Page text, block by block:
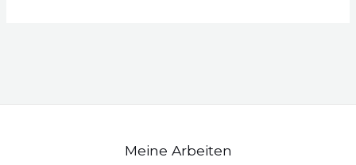
Meine Arbeiten